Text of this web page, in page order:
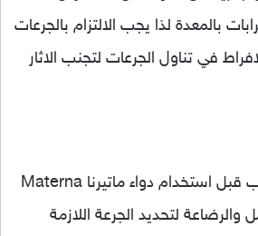
بالمعدة لذا يجب الالتزام بالجرعات
في تناول الجرعات لتجنب الاثار
يجب اخبار الطبيب قبل استخدام دواء ماتيرنا Materna
والرضاعة لتحديد الجرعة اللازمة